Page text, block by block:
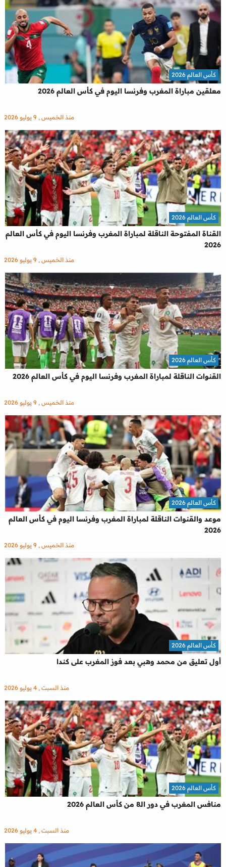
معلقين مباراة المغرب وفرنسا اليوم في كأس العالم 2026
كأس العالم 2026
منذ الخميس , 9 يوليو 2026
القناة المفتوحة الناقلة لمباراة المغرب وفرنسا اليوم في كأس العالم
2026
كأس العالم 2026
منذ الخميس , 9 يوليو 2026
القنوات الناقلة لمباراة المغرب وفرنسا اليوم في كأس العالم 2026
كأس العالم 2026
منذ الخميس , 9 يوليو 2026
موعد والقنوات الناقلة لمباراة المغرب وفرنسا اليوم في كأس العالم
2026
كأس العالم 2026
منذ الخميس , 9 يوليو 2026
أول تعليق من محمد وهبي بعد فوز المغرب على كندا
كأس العالم 2026
منذ السبت , 4 يوليو 2026
منافس المغرب في دور الـ8 من كأس العالم 2026
كأس العالم 2026
منذ السبت , 4 يوليو 2026